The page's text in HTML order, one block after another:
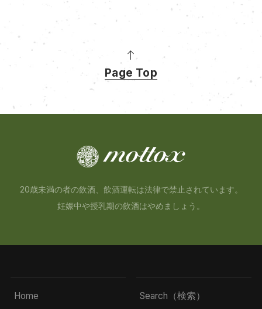
Page Top
20歳未満の者の飲酒、飲酒運転は法律で禁止されています。
妊娠中や授乳期の飲酒はやめましょう。
Home
Search（検索）